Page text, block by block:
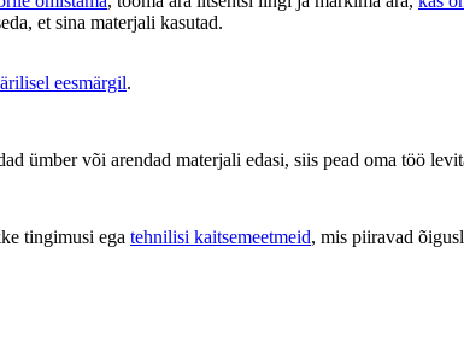
et sina materjali kasutad.
ärilisel eesmärgil.
ümber või arendad materjali edasi, siis pead oma töö
tingimusi ega tehnilisi kaitsemeetmeid, mis piiravad